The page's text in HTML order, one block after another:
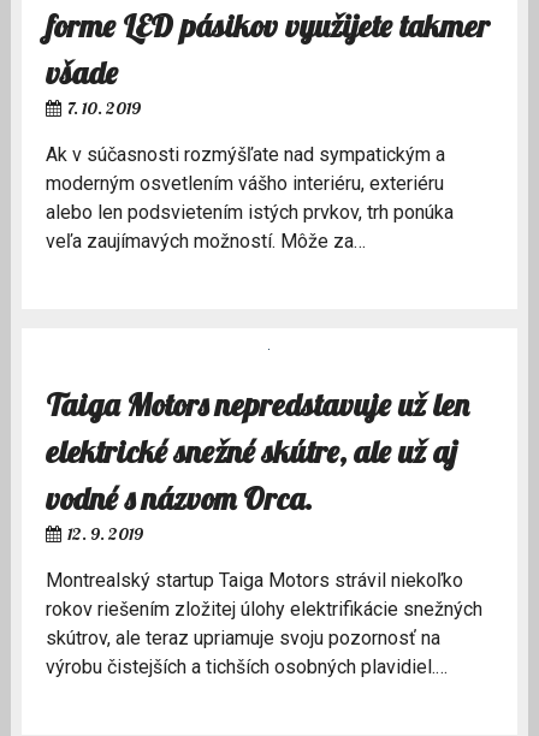
forme LED pásikov využijete takmer
všade
7. 10. 2019
Ak v súčasnosti rozmýšľate nad sympatickým a
moderným osvetlením vášho interiéru, exteriéru
alebo len podsvietením istých prvkov, trh ponúka
veľa zaujímavých možností. Môže za…
Taiga Motors nepredstavuje už len
elektrické snežné skútre, ale už aj
vodné s názvom Orca.
12. 9. 2019
Montrealský startup Taiga Motors strávil niekoľko
rokov riešením zložitej úlohy elektrifikácie snežných
skútrov, ale teraz upriamuje svoju pozornosť na
výrobu čistejších a tichších osobných plavidiel.…